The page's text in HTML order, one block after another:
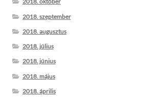
2018. szeptember
2018. augusztus
2018. július
2018. június
2018. május
2018. április